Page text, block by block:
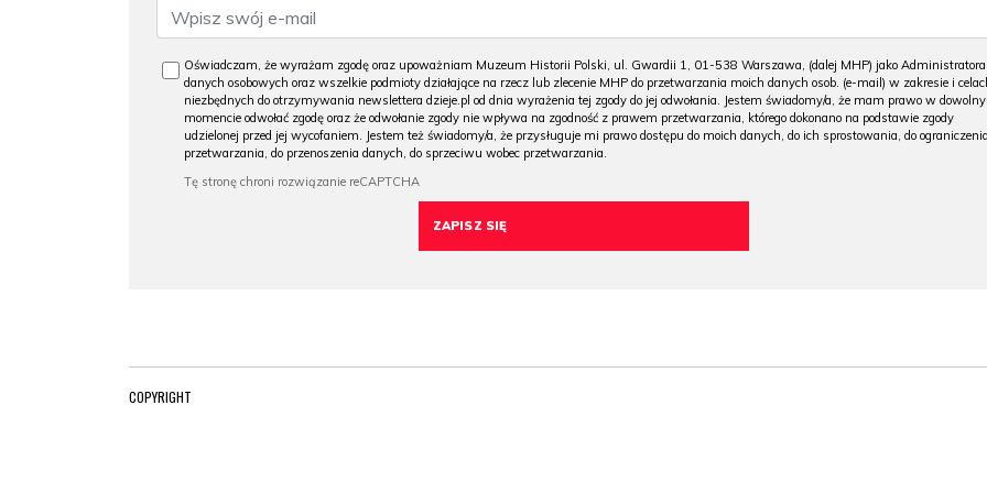
Oświadczam, że wyrażam zgodę oraz upoważniam Muzeum Historii Polski, ul. Gwardii 1, 01-538 Warszawa, (dalej MHP) jako Administratora
danych osobowych oraz wszelkie podmioty działające na rzecz lub zlecenie MHP do przetwarzania moich danych osob. (e-mail) w zakresie i
niezbędnych do otrzymywania newslettera dzieje.pl od dnia wyrażenia tej zgody do jej odwołania. Jestem świadomy/a, że mam prawo w
momencie odwołać zgodę oraz że odwołanie zgody nie wpływa na zgodność z prawem przetwarzania, którego dokonano na podstawie zgody
udzielonej przed jej wycofaniem. Jestem też świadomy/a, że przysługuje mi prawo dostępu do moich danych, do ich sprostowania, do ograniczenia
przetwarzania, do przenoszenia danych, do sprzeciwu wobec przetwarzania.
COPYRIGHT